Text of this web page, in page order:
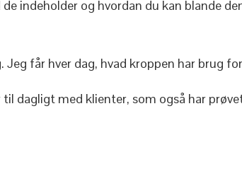
indeholder og hvordan du kan blande
får hver dag, hvad kroppen har brug
dagligt med klienter, som også har